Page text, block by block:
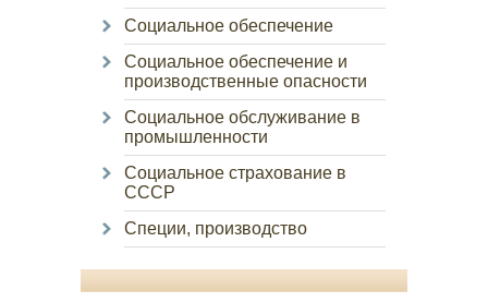
Социальное обеспечение
Социальное обеспечение и
производственные опасности
Социальное обслуживание в
промышленности
Социальное страхование в
СССР
Специи, производство